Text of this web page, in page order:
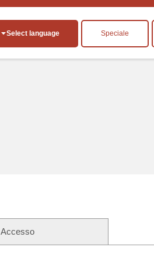
Select language Speciale
Accesso